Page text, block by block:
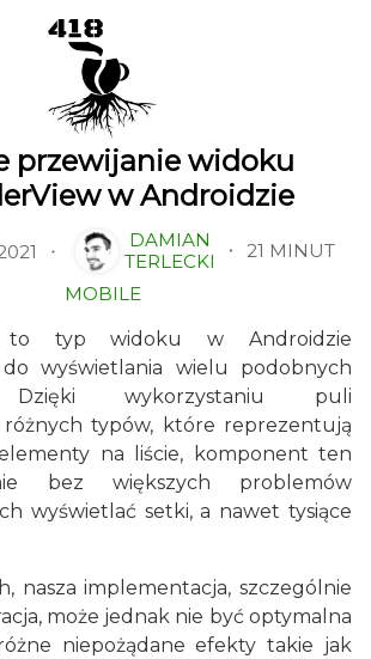
przewijanie widoku
w Androidzie
DAMIAN
TERLECKI
21 MINUT
MOBILE
to typ widoku w Androidzie
wyświetlania wielu podobnych
Dzięki wykorzystaniu puli
typów, które reprezentują
na liście, komponent ten
bez większych problemów
wyświetlać setki, a nawet tysiące
nasza implementacja, szczególnie
może jednak nie być optymalna
niepożądane efekty takie jak